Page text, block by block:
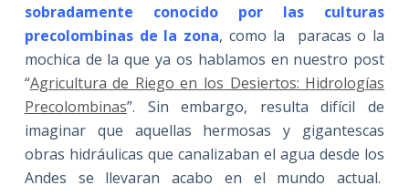
sobradamente conocido por las culturas
precolombinas de la zona, como la paracas o la
mochica de la que ya os hablamos en nuestro post
“Agricultura de Riego en los Desiertos: Hidrologías
Precolombinas”. Sin embargo, resulta difícil de
imaginar que aquellas hermosas y gigantescas
obras hidráulicas que canalizaban el agua desde los
Andes se llevaran acabo en el mundo actual.